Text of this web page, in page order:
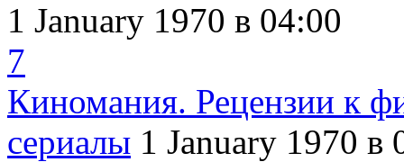
1 January 1970 в 04:00
7
Киномания. Рецензии к
сериалы 1 January 1970 в